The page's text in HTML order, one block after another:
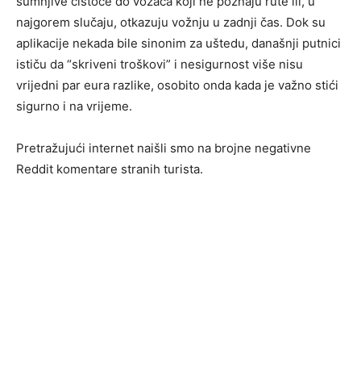
najgorem slučaju, otkazuju vožnju u zadnji čas. Dok su
aplikacije nekada bile sinonim za uštedu, današnji putnici
ističu da “skriveni troškovi” i nesigurnost više nisu
vrijedni par eura razlike, osobito onda kada je važno stići
sigurno i na vrijeme.
Pretražujući internet naišli smo na brojne negativne
Reddit komentare stranih turista.